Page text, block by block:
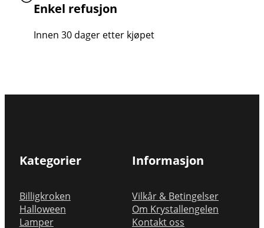
Enkel refusjon
Innen 30 dager etter kjøpet
Kategorier
Billigkroken
Halloween
Lamper
Informasjon
Vilkår & Betingelser
Om Krystallengelen
Kontakt oss